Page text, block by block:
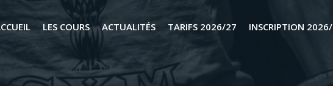
LES COURS ACTUALITÉS TARIFS 2026/27 INSCRIPTION